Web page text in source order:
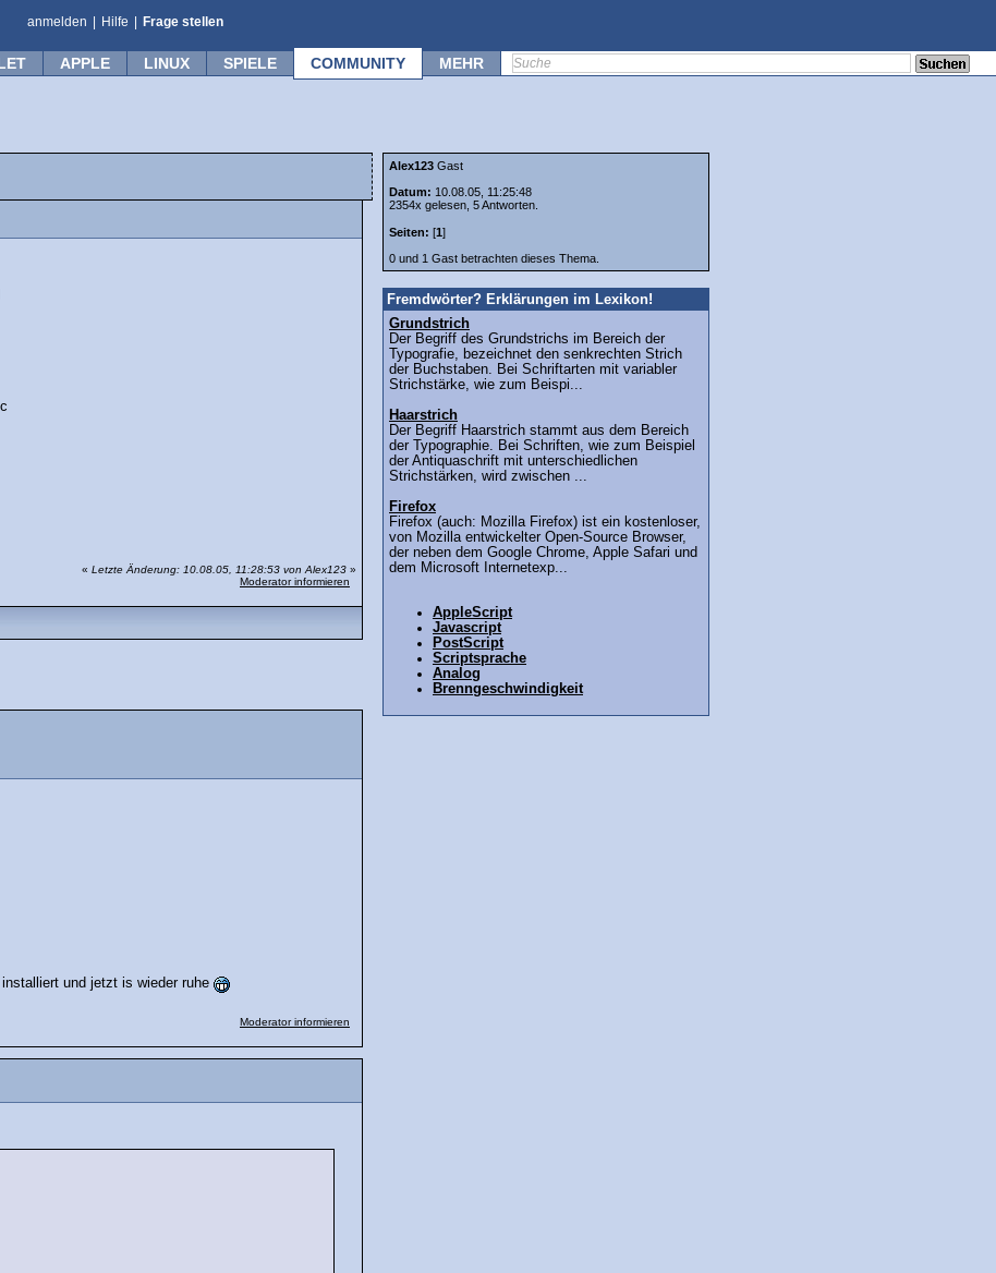
anmelden Hilfe Frage stellen
APPLE LINUX SPIELE COMMUNITY MEHR
« Letzte Änderung: 10.08.05, 11:28:53 von Alex123 »
Moderator informieren
und jetzt is wieder ruhe
Moderator informieren
Alex123 Gast
Datum: 10.08.05, 11:25:48
2354x gelesen, 5 Antworten.
Seiten: [1]
0 und 1 Gast betrachten dieses Thema.
Fremdwörter? Erklärungen im Lexikon!
Grundstrich
Der Begriff des Grundstrichs im Bereich der
Typografie, bezeichnet den senkrechten Strich
der Buchstaben. Bei Schriftarten mit variabler
Strichstärke, wie zum Beispi...
Haarstrich
Der Begriff Haarstrich stammt aus dem Bereich
der Typographie. Bei Schriften, wie zum Beispiel
der Antiquaschrift mit unterschiedlichen
Strichstärken, wird zwischen ...
Firefox
Firefox (auch: Mozilla Firefox) ist ein kostenloser,
von Mozilla entwickelter Open-Source Browser,
der neben dem Google Chrome, Apple Safari und
dem Microsoft Internetexp...
AppleScript
Javascript
PostScript
Scriptsprache
Analog
Brenngeschwindigkeit